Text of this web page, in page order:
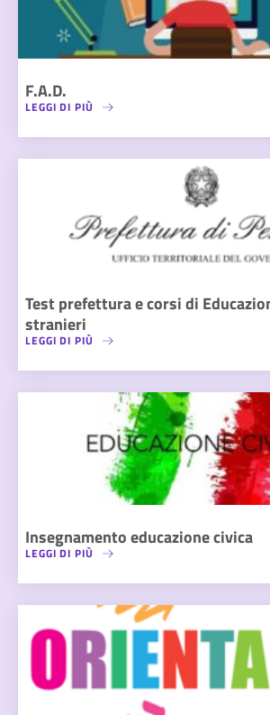
F.A.D.
LEGGI DI PIÙ
Test prefettura e corsi di
stranieri
LEGGI DI PIÙ
Insegnamento educazione civica
LEGGI DI PIÙ